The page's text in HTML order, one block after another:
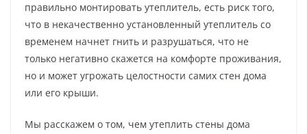
правильно монтировать утеплитель, есть риск того,
что в некачественно установленный утеплитель со
временем начнет гнить и разрушаться, что не
только негативно скажется на комфорте проживания,
но и может угрожать целостности самих стен дома
или его крыши.
Мы расскажем о том, чем утеплить стены дома